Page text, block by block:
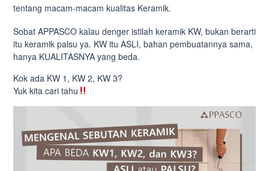
tentang macam-macam kualitas Keramik.
Sobat APPASCO kalau denger istilah keramik KW, bukan berarti
itu keramik palsu ya. KW itu ASLI, bahan pembuatannya sama,
hanya KUALITASNYA yang beda.
Kok ada KW 1, KW 2, KW 3?
Yuk kita cari tahu